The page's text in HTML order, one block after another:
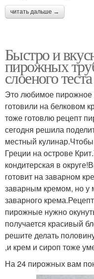
читать дальше →
Быстро и
пирожных
слоеного теста
Это любимое пирожное
готовили на белковом
тоже готовлю рецепт
сегодня решила
местный
Греции на острове
кондитерская в
готовит на заварном
заварным кремом, но у
заварного
пирожные нужно
получается красивый
решите делать
,и крем и сироп тоже
На 24 пирожных вам